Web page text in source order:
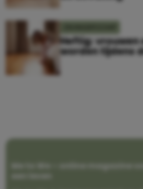
Heftig: vrouwen
worden tijdens
Me to We – online magazine